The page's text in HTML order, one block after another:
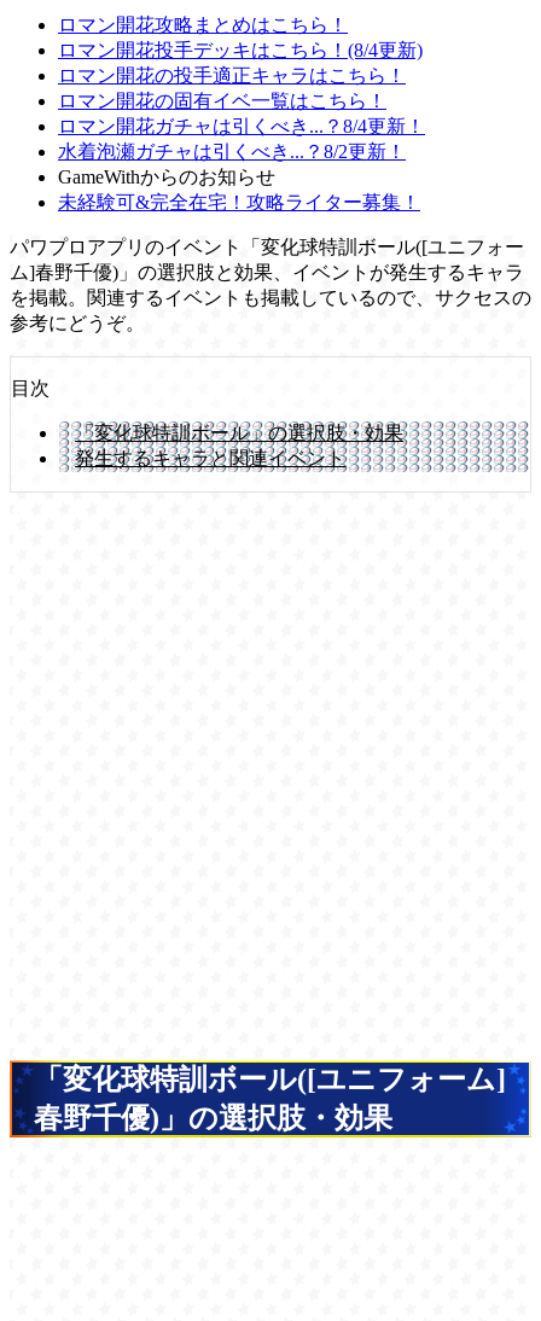
ロマン開花攻略まとめはこちら！
ロマン開花投手デッキはこちら！(8/4更新)
ロマン開花の投手適正キャラはこちら！
ロマン開花の固有イベ一覧はこちら！
ロマン開花ガチャは引くべき...？8/4更新！
水着泡瀬ガチャは引くべき...？8/2更新！
GameWithからのお知らせ
未経験可&完全在宅！攻略ライター募集！
パワプロアプリのイベント「変化球特訓ボール([ユニフォー
ム]春野千優)」の選択肢と効果、イベントが発生するキャラ
を掲載。関連するイベントも掲載しているので、サクセスの
参考にどうぞ。
目次
「変化球特訓ボール」の選択肢・効果
発生するキャラと関連イベント
「変化球特訓ボール([ユニフォーム]
春野千優)」の選択肢・効果